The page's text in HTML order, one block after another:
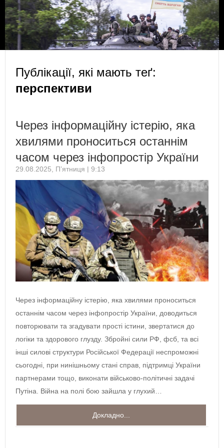
Публікації, які мають теґ:
перспективи
Через інформаційну істерію, яка
хвилями проноситься останнім
часом через інфопростір України
29.08.2025, П’ятниця | 9:13
Через інформаційну істерію, яка хвилями проноситься
останнім часом через інфопростір України, доводиться
повторювати та згадувати прості істини, звертатися до
логіки та здорового глузду. Збройні сили РФ, фсб, та всі
інші силові структури Російської Федерації неспроможні
сьогодні, при нинішньому стані справ, підтримці України
партнерами тощо, виконати військово-політичні задачі
Путіна. Війна на полі бою зайшла у глухий…
Докладно...